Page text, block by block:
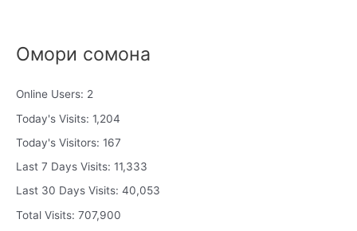
Омори сомона
Online Users: 2
Today's Visits: 1,204
Today's Visitors: 167
Last 7 Days Visits: 11,333
Last 30 Days Visits: 40,053
Total Visits: 707,900